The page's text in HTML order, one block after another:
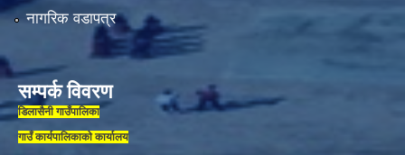
नागरिक वडापत्र
सम्पर्क विवरण
डिलासैनी गाउँपालिका
गाउँ कार्यपालिकाकाे कार्यालय